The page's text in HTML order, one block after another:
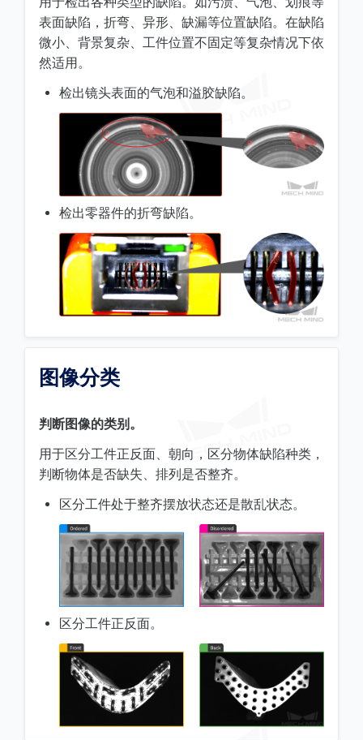
表面缺陷，折弯、异形、缺漏等位置缺陷。在缺陷
微小、背景复杂、工件位置不固定等复杂情况下依
然适用。
检出镜头表面的气泡和溢胶缺陷。
检出零器件的折弯缺陷。
图像分类
判断图像的类别。
用于区分工件正反面、朝向，区分物体缺陷种类，
判断物体是否缺失、排列是否整齐。
区分工件处于整齐摆放状态还是散乱状态。
区分工件正反面。